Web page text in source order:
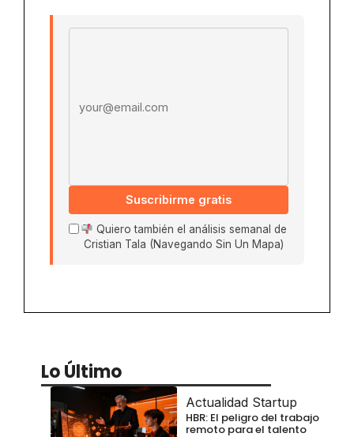
Suscribirme gratis
Quiero también el análisis semanal de
Cristian Tala (Navegando Sin Un Mapa)
Lo Último
Actualidad Startup
HBR: El peligro del trabajo
remoto para el talento